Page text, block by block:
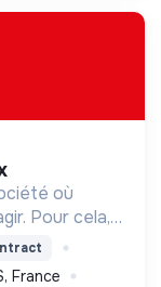
où
Pour cela,
lieux
tous.
France